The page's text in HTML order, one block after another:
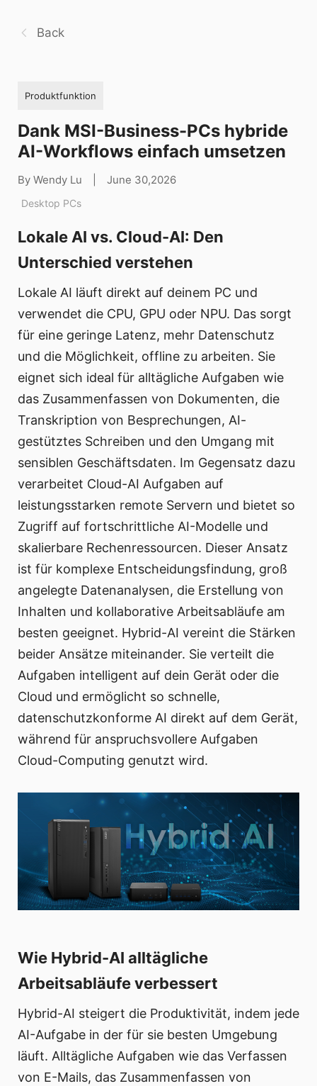
Back
Produktfunktion
Dank MSI-Business-PCs hybride
AI-Workflows einfach umsetzen
By Wendy Lu June 30,2026
Desktop PCs
Lokale AI vs. Cloud-AI: Den
Unterschied verstehen
Lokale AI läuft direkt auf deinem PC und
verwendet die CPU, GPU oder NPU. Das sorgt
für eine geringe Latenz, mehr Datenschutz
und die Möglichkeit, offline zu arbeiten. Sie
eignet sich ideal für alltägliche Aufgaben wie
das Zusammenfassen von Dokumenten, die
Transkription von Besprechungen, AI-
gestütztes Schreiben und den Umgang mit
sensiblen Geschäftsdaten. Im Gegensatz dazu
verarbeitet Cloud-AI Aufgaben auf
leistungsstarken remote Servern und bietet so
Zugriff auf fortschrittliche AI-Modelle und
skalierbare Rechenressourcen. Dieser Ansatz
ist für komplexe Entscheidungsfindung, groß
angelegte Datenanalysen, die Erstellung von
Inhalten und kollaborative Arbeitsabläufe am
besten geeignet. Hybrid-AI vereint die Stärken
beider Ansätze miteinander. Sie verteilt die
Aufgaben intelligent auf dein Gerät oder die
Cloud und ermöglicht so schnelle,
datenschutzkonforme AI direkt auf dem Gerät,
während für anspruchsvollere Aufgaben
Cloud-Computing genutzt wird.
Wie Hybrid-AI alltägliche
Arbeitsabläufe verbessert
Hybrid-AI steigert die Produktivität, indem jede
AI-Aufgabe in der für sie besten Umgebung
läuft. Alltägliche Aufgaben wie das Verfassen
von E-Mails, das Zusammenfassen von